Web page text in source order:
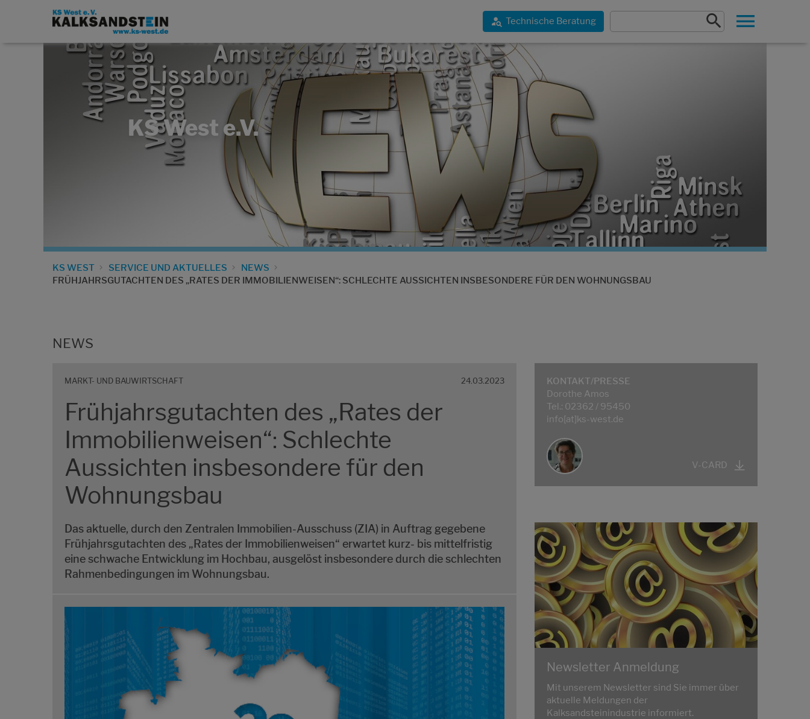
Technische Beratung
KS West e.V.
KS WEST SERVICE UND AKTUELLES
NEWS
FRÜHJAHRSGUTACHTEN DES „RATES DER IMMOBILIENWEISEN“: SCHLECHTE AUSSICHTEN INSBESONDERE FÜR DEN WOHNUNGSBAU
NEWS
MARKT- UND BAUWIRTSCHAFT 24.03.2023
Frühjahrsgutachten des „Rates der
Immobilienweisen“: Schlechte
Aussichten insbesondere für den
Wohnungsbau
Das aktuelle, durch den Zentralen Immobilien-Ausschuss (ZIA) in Auftrag gegebene
Frühjahrsgutachten des „Rates der Immobilienweisen“ erwartet kurz- bis mittelfristig
eine schwache Entwicklung im Hochbau, ausgelöst insbesondere durch die schlechten
Rahmenbedingungen im Wohnungsbau.
KONTAKT/PRESSE
Dorothe Amos
Tel.: 02362 / 95450
info[at]ks-west.de
V-CARD
Newsletter Anmeldung
Mit unserem Newsletter sind Sie immer über
aktuelle Meldungen der
Kalksandsteinindustrie informiert.